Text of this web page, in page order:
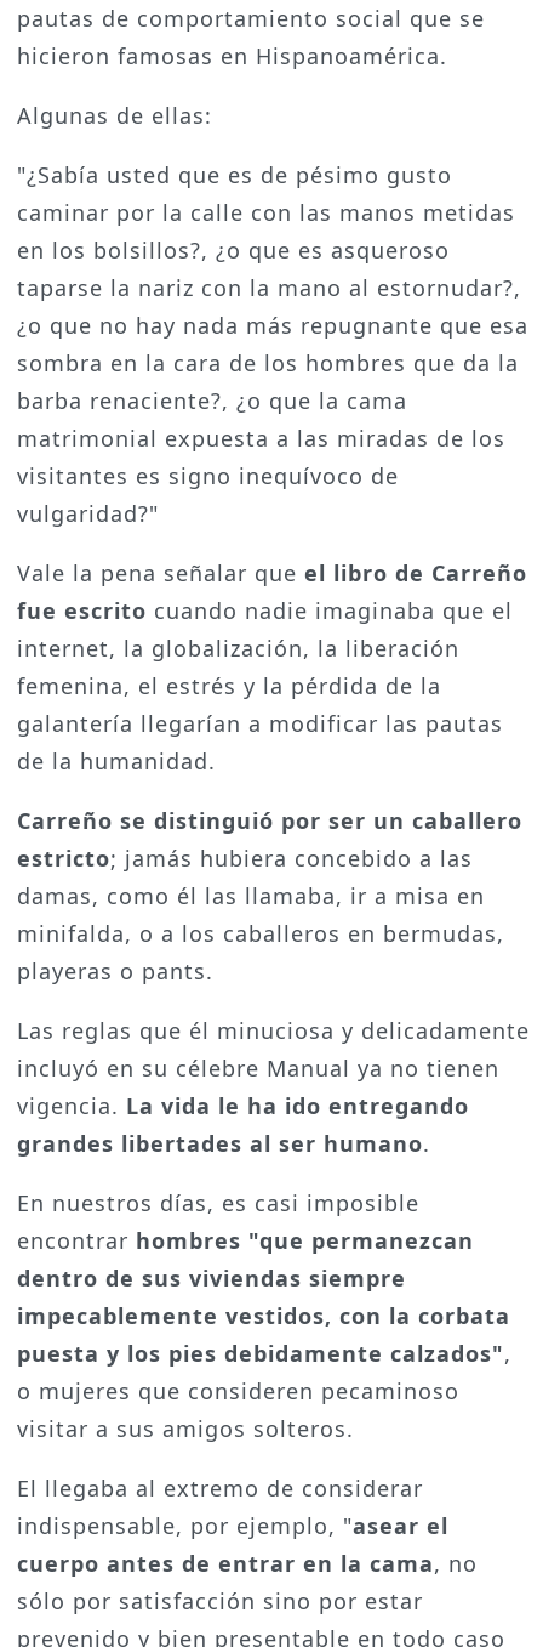
pautas de comportamiento social que se
hicieron famosas en Hispanoamérica.
Algunas de ellas:
"¿Sabía usted que es de pésimo gusto
caminar por la calle con las manos metidas
en los bolsillos?, ¿o que es asqueroso
taparse la nariz con la mano al estornudar?,
¿o que no hay nada más repugnante que esa
sombra en la cara de los hombres que da la
barba renaciente?, ¿o que la cama
matrimonial expuesta a las miradas de los
visitantes es signo inequívoco de
vulgaridad?"
Vale la pena señalar que el libro de Carreño
fue escrito cuando nadie imaginaba que el
internet, la globalización, la liberación
femenina, el estrés y la pérdida de la
galantería llegarían a modificar las pautas
de la humanidad.
Carreño se distinguió por ser un caballero
estricto; jamás hubiera concebido a las
damas, como él las llamaba, ir a misa en
minifalda, o a los caballeros en bermudas,
playeras o pants.
Las reglas que él minuciosa y delicadamente
incluyó en su célebre Manual ya no tienen
vigencia. La vida le ha ido entregando
grandes libertades al ser humano.
En nuestros días, es casi imposible
encontrar hombres "que permanezcan
dentro de sus viviendas siempre
impecablemente vestidos, con la corbata
puesta y los pies debidamente calzados",
o mujeres que consideren pecaminoso
visitar a sus amigos solteros.
El llegaba al extremo de considerar
indispensable, por ejemplo, "asear el
cuerpo antes de entrar en la cama, no
sólo por satisfacción sino por estar
prevenido y bien presentable en todo caso